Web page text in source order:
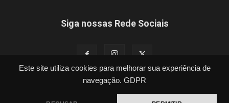
Este site utiliza cookies para melhorar sua experiência de
navegação. GDPR
Siga nossas Rede Sociais
Esporte Brasil
Vídeos